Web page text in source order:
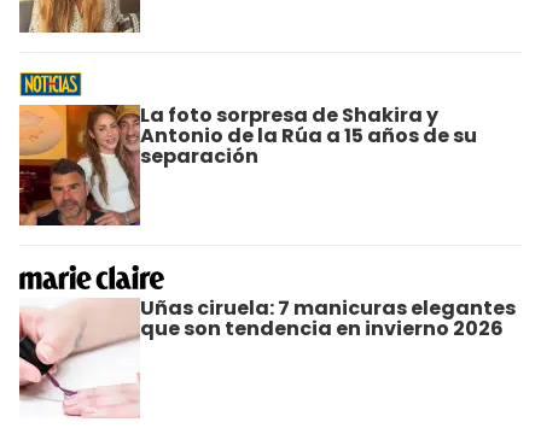
La foto sorpresa de Shakira y
Antonio de la Rúa a 15 años de su
separación
Uñas ciruela: 7 manicuras elegantes
que son tendencia en invierno 2026